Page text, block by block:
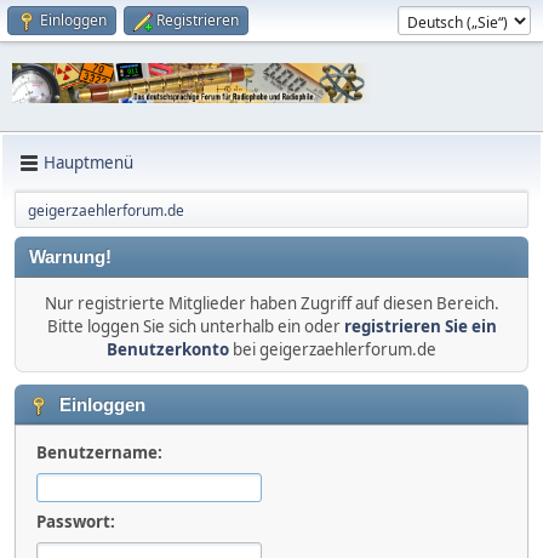
Einloggen Registrieren
Hauptmenü
geigerzaehlerforum.de
Warnung!
Nur registrierte Mitglieder haben Zugriff auf diesen Bereich.
Bitte loggen Sie sich unterhalb ein oder registrieren Sie ein
Benutzerkonto bei geigerzaehlerforum.de
Einloggen
Benutzername:
Passwort: